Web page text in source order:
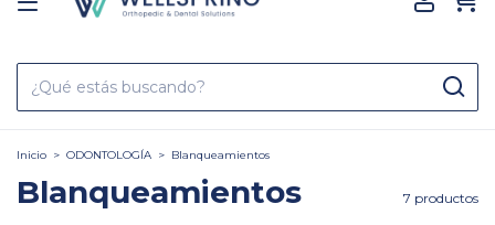
Inicio > ODONTOLOGÍA > Blanqueamientos
Blanqueamientos 7 productos